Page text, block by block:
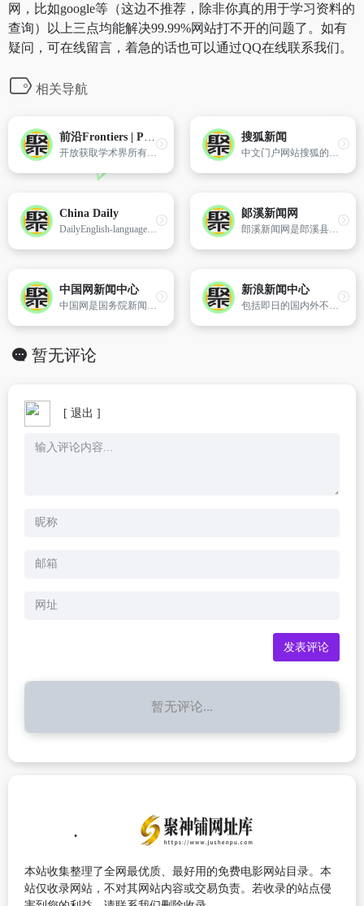
网，比如google等（这边不推荐，除非你真的用于学习资料的
查询）以上三点均能解决99.99%网站打不开的问题了。如有
疑问，可在线留言，着急的话也可以通过QQ在线联系我们。
相关导航
前沿Frontiers | Publisher of peer-reviewed articles in open access journals
开放获取学术界所有领域的同行评审科学文章的出版商。学术研究网络,了解最新的科学出版物、事件、博客和新闻。Open access publisher of peer-reviewed scientific articles across the entire spectrum of academia. Research network for academics to stay up-to-date with the latest scientific publications, events, blogs and news.
搜狐新闻
中文门户网站搜狐的新闻频道,含分类新闻、文字直播,人物专题,图库等。
China Daily
DailyEnglish-languagenewsaboutChina.
郞溪新闻网
郎溪新闻网是郎溪县综合门户网站,郎溪县对外窗口,中共郎溪县委主办,包含有时政、经济、社会新闻、政务论坛、视频、数字报纸、网络问政等,全面展示郎溪情况
中国网新闻中心
中国网是国务院新闻办领导,中国外文出版发行事业局（中国国际出版集团）管理的国家重点新闻网站。中国网坚持以新闻为前导,以国情为基础,以融合各地通讯、即时专题、网上服务、媒体
新浪新闻中心
包括即日的国内外不同类型的新闻与评论,人物专题,图库。
暂无评论
[ 退出 ]
暂无评论...
本站收集整理了全网最优质、最好用的免费电影网站目录。本
站仅收录网站，不对其网站内容或交易负责。若收录的站点侵